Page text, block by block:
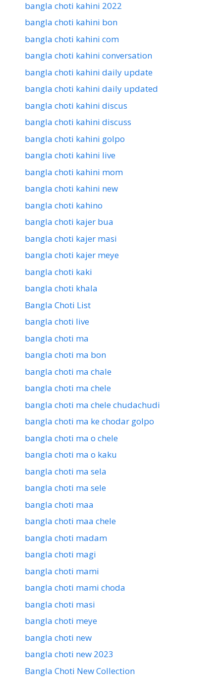
bangla choti kahini 2022
bangla choti kahini bon
bangla choti kahini com
bangla choti kahini conversation
bangla choti kahini daily update
bangla choti kahini daily updated
bangla choti kahini discus
bangla choti kahini discuss
bangla choti kahini golpo
bangla choti kahini live
bangla choti kahini mom
bangla choti kahini new
bangla choti kahino
bangla choti kajer bua
bangla choti kajer masi
bangla choti kajer meye
bangla choti kaki
bangla choti khala
Bangla Choti List
bangla choti live
bangla choti ma
bangla choti ma bon
bangla choti ma chale
bangla choti ma chele
bangla choti ma chele chudachudi
bangla choti ma ke chodar golpo
bangla choti ma o chele
bangla choti ma o kaku
bangla choti ma sela
bangla choti ma sele
bangla choti maa
bangla choti maa chele
bangla choti madam
bangla choti magi
bangla choti mami
bangla choti mami choda
bangla choti masi
bangla choti meye
bangla choti new
bangla choti new 2023
Bangla Choti New Collection